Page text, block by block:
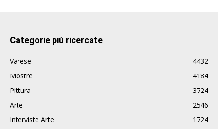
Categorie più ricercate
Varese
4432
Mostre
4184
Pittura
3724
Arte
2546
Interviste Arte
1724